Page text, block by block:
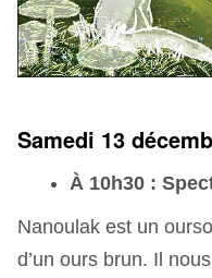
Samedi 13
À 10h30 :
Nanoulak est un
d’un ours brun. Il